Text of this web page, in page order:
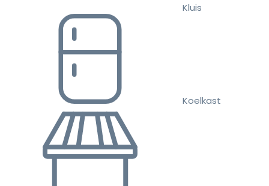
Kluis
Koelkast